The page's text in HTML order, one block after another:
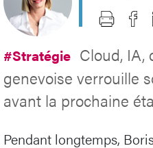
#Stratégie Cloud, IA,
genevoise verrouille
avant la prochaine
Pendant longtemps,